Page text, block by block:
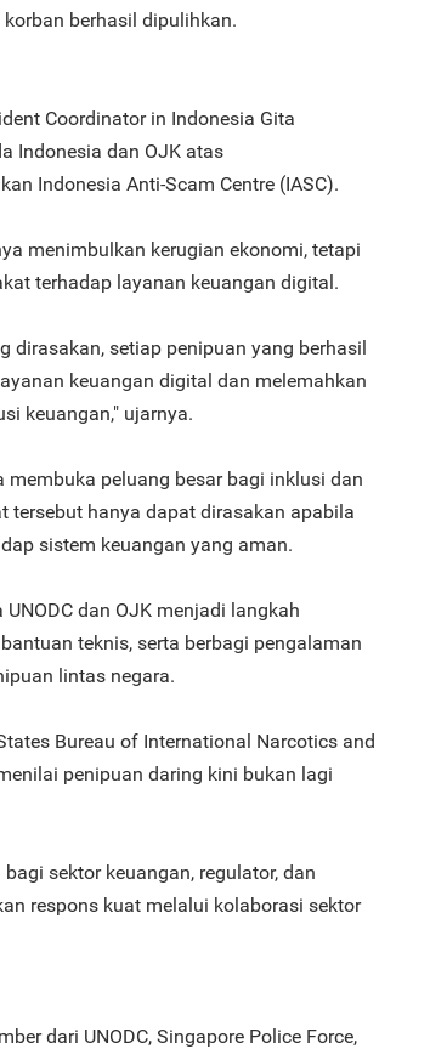
berhasil dipulihkan.
Coordinator in Indonesia Gita
Indonesia dan OJK atas
Indonesia Anti-Scam Centre (IASC).
menimbulkan kerugian ekonomi, tetapi
terhadap layanan keuangan digital.
dirasakan, setiap penipuan yang berhasil
keuangan digital dan melemahkan
keuangan," ujarnya.
peluang besar bagi inklusi dan
tersebut hanya dapat dirasakan apabila
sistem keuangan yang aman.
dan OJK menjadi langkah
teknis, serta berbagi pengalaman
lintas negara.
Bureau of International Narcotics and
penipuan daring kini bukan lagi
sektor keuangan, regulator, dan
respons kuat melalui kolaborasi sektor
dari UNODC, Singapore Police Force,